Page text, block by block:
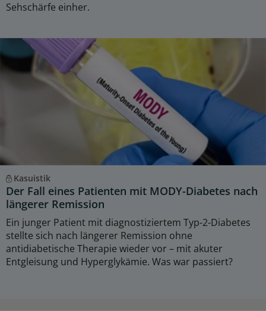
Sehschärfe einher.
Kasuistik
Der Fall eines Patienten mit MODY-Diabetes nach
längerer Remission
Ein junger Patient mit diagnostiziertem Typ-2-Diabetes
stellte sich nach längerer Remission ohne
antidiabetische Therapie wieder vor – mit akuter
Entgleisung und Hyperglykämie. Was war passiert?